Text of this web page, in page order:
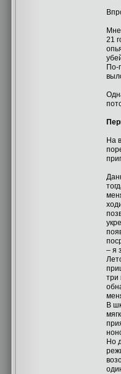
21
По-
На
– я
три
В
Но